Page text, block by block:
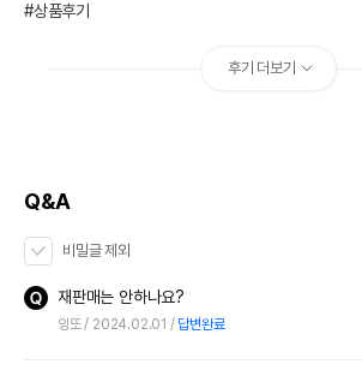
#상품후기
후기 더보기
Q&A
비밀글 제외
재판매는 안하나요?
잉또 2024.02.01 답변완료